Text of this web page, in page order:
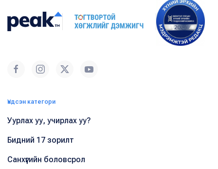
Үндсэн категори
Уурлах уу, учирлах уу?
Бидний 17 зорилт
Санхүүгийн боловсрол